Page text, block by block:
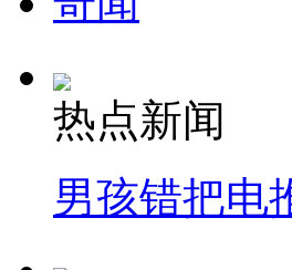
热点新闻
男孩错把电